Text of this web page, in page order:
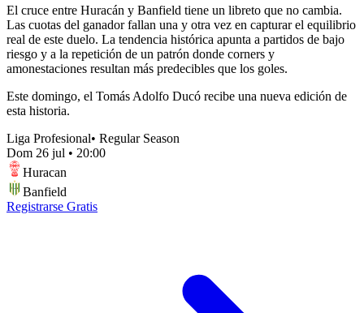
El cruce entre Huracán y Banfield tiene un libreto que no cambia.
Las cuotas del ganador fallan una y otra vez en capturar el equilibrio
real de este duelo. La tendencia histórica apunta a partidos de bajo
riesgo y a la repetición de un patrón donde corners y
amonestaciones resultan más predecibles que los goles.
Este domingo, el Tomás Adolfo Ducó recibe una nueva edición de
esta historia.
Liga Profesional• Regular Season
Dom 26 jul • 20:00
Huracan
Banfield
Registrarse Gratis